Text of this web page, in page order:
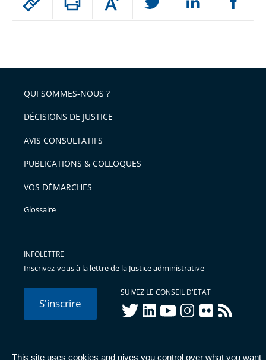
This site uses cookies and gives you control over what you want
arriver
après
Augmenter
ou
l'article
pour
avant
QUI SOMMES-NOUS ?
DÉCISIONS DE JUSTICE
AVIS CONSULTATIFS
PUBLICATIONS & COLLOQUES
VOS DÉMARCHES
Glossaire
INFOLETTRE
Inscrivez-vous à la lettre de la Justice administrative
S'inscrire
SUIVEZ LE CONSEIL D'ETAT
twitterlinkedInyoutubeinstagram
flickr rss